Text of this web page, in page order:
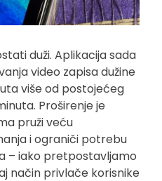
duži. Aplikacija sada
video zapisa dužine
više od postojećeg
Proširenje je
pruži veću
i ograniči potrebu
– iako pretpostavljamo
način privlače korisnike